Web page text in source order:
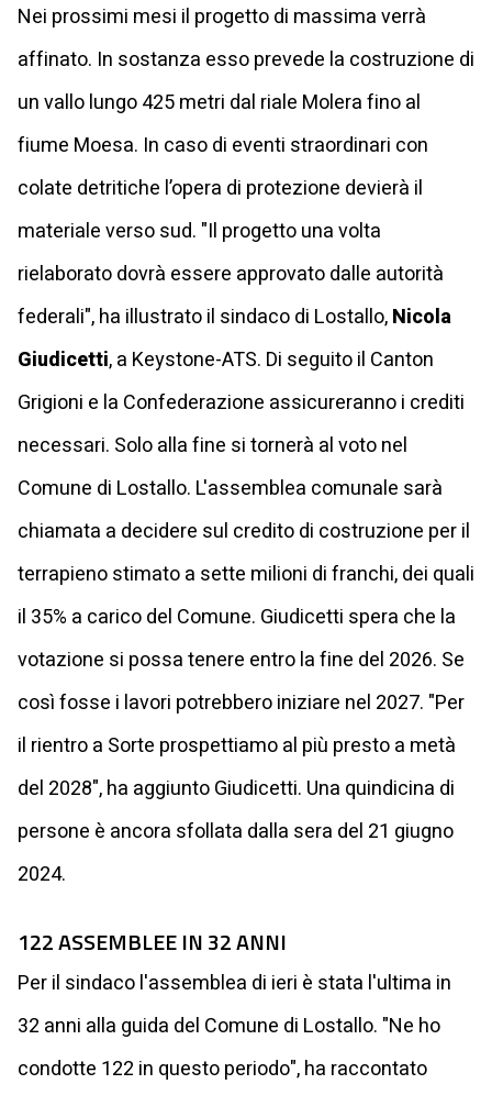
Nei prossimi mesi il progetto di massima verrà
affinato. In sostanza esso prevede la costruzione di
un vallo lungo 425 metri dal riale Molera fino al
fiume Moesa. In caso di eventi straordinari con
colate detritiche l’opera di protezione devierà il
materiale verso sud. "Il progetto una volta
rielaborato dovrà essere approvato dalle autorità
federali", ha illustrato il sindaco di Lostallo,Nicola
Giudicetti, a Keystone-ATS. Di seguito il Canton
Grigioni e la Confederazione assicureranno i crediti
necessari. Solo alla fine si tornerà al voto nel
Comune di Lostallo. L'assemblea comunale sarà
chiamata a decidere sul credito di costruzione per il
terrapieno stimato a sette milioni di franchi, dei quali
il 35% a carico del Comune. Giudicetti spera che la
votazione si possa tenere entro la fine del 2026. Se
così fosse i lavori potrebbero iniziare nel 2027. "Per
il rientro a Sorte prospettiamo al più presto a metà
del 2028", ha aggiunto Giudicetti. Una quindicina di
persone è ancora sfollata dalla sera del 21 giugno
2024.
122 ASSEMBLEE IN 32 ANNI
Per il sindaco l'assemblea di ieri è stata l'ultima in
32 anni alla guida del Comune di Lostallo. "Ne ho
condotte 122 in questo periodo", ha raccontato